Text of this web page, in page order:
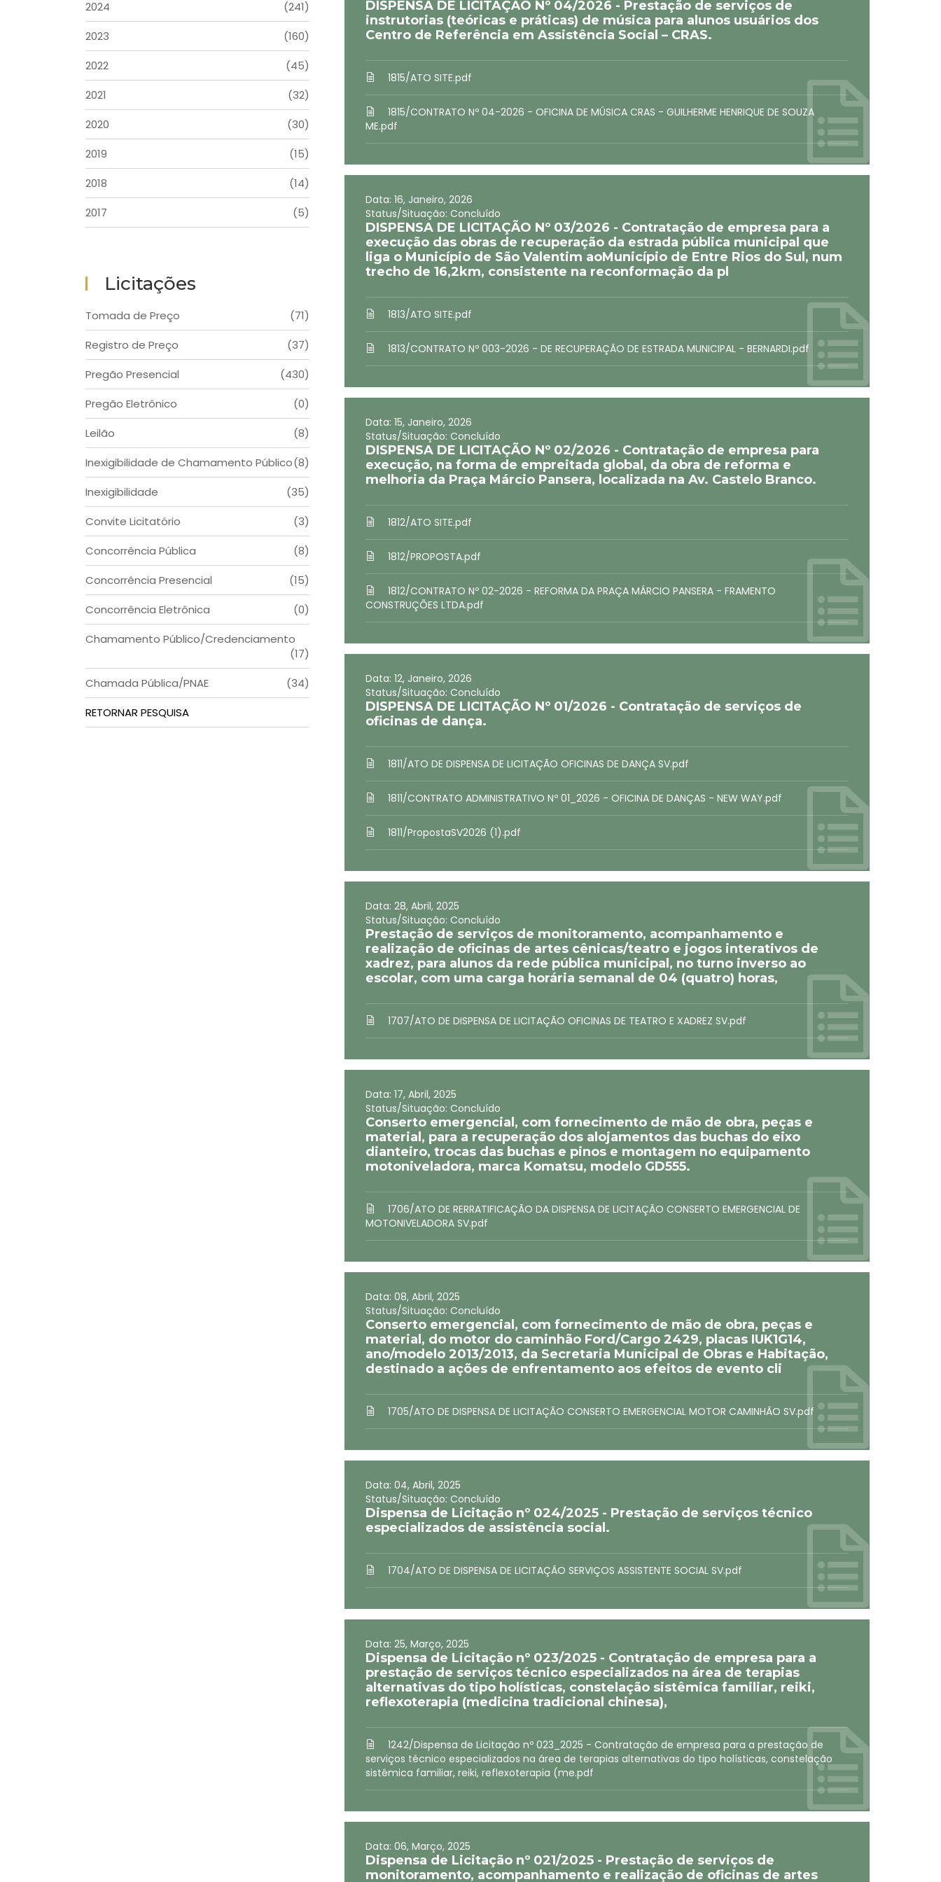
2024
(241)
2023
(160)
2022
(45)
2021
(32)
2020
(30)
2019
(15)
2018
(14)
2017
(5)
Licitações
Tomada de Preço
(71)
Registro de Preço
(37)
Pregão Presencial
(430)
Pregão Eletrônico
(0)
Leilão
(8)
Inexigibilidade de Chamamento Público(8)
Inexigibilidade
(35)
Convite Licitatório
(3)
Concorrência Pública
(8)
Concorrência Presencial
(15)
Concorrência Eletrônica
(0)
Chamamento Público/Credenciamento
(17)
Chamada Pública/PNAE
(34)
RETORNAR PESQUISA
DISPENSA DE LICITAÇÃO Nº 04/2026 - Prestação de serviços de
instrutorias (teóricas e práticas) de música para alunos usuários dos
Centro de Referência em Assistência Social – CRAS.
1815/ATO SITE.pdf
1815/CONTRATO Nº 04-2026 - OFICINA DE MÚSICA CRAS - GUILHERME HENRIQUE DE SOUZA
ME.pdf
Data: 16, Janeiro, 2026
Status/Situação: Concluído
DISPENSA DE LICITAÇÃO Nº 03/2026 - Contratação de empresa para a
execução das obras de recuperação da estrada pública municipal que
liga o Município de São Valentim aoMunicípio de Entre Rios do Sul, num
trecho de 16,2km, consistente na reconformação da pl
1813/ATO SITE.pdf
1813/CONTRATO Nº 003-2026 - DE RECUPERAÇÃO DE ESTRADA MUNICIPAL - BERNARDI.pdf
Data: 15, Janeiro, 2026
Status/Situação: Concluído
DISPENSA DE LICITAÇÃO Nº 02/2026 - Contratação de empresa para
execução, na forma de empreitada global, da obra de reforma e
melhoria da Praça Márcio Pansera, localizada na Av. Castelo Branco.
1812/ATO SITE.pdf
1812/PROPOSTA.pdf
1812/CONTRATO Nº 02-2026 - REFORMA DA PRAÇA MÁRCIO PANSERA - FRAMENTO
CONSTRUÇÕES LTDA.pdf
Data: 12, Janeiro, 2026
Status/Situação: Concluído
DISPENSA DE LICITAÇÃO Nº 01/2026 - Contratação de serviços de
oficinas de dança.
1811/ATO DE DISPENSA DE LICITAÇÃO OFICINAS DE DANÇA SV.pdf
1811/CONTRATO ADMINISTRATIVO Nº 01_2026 - OFICINA DE DANÇAS - NEW WAY.pdf
1811/PropostaSV2026 (1).pdf
Data: 28, Abril, 2025
Status/Situação: Concluído
Prestação de serviços de monitoramento, acompanhamento e
realização de oficinas de artes cênicas/teatro e jogos interativos de
xadrez, para alunos da rede pública municipal, no turno inverso ao
escolar, com uma carga horária semanal de 04 (quatro) horas,
1707/ATO DE DISPENSA DE LICITAÇÃO OFICINAS DE TEATRO E XADREZ SV.pdf
Data: 17, Abril, 2025
Status/Situação: Concluído
Conserto emergencial, com fornecimento de mão de obra, peças e
material, para a recuperação dos alojamentos das buchas do eixo
dianteiro, trocas das buchas e pinos e montagem no equipamento
motoniveladora, marca Komatsu, modelo GD555.
1706/ATO DE RERRATIFICAÇÃO DA DISPENSA DE LICITAÇÃO CONSERTO EMERGENCIAL DE
MOTONIVELADORA SV.pdf
Data: 08, Abril, 2025
Status/Situação: Concluído
Conserto emergencial, com fornecimento de mão de obra, peças e
material, do motor do caminhão Ford/Cargo 2429, placas IUK1G14,
ano/modelo 2013/2013, da Secretaria Municipal de Obras e Habitação,
destinado a ações de enfrentamento aos efeitos de evento cli
1705/ATO DE DISPENSA DE LICITAÇÃO CONSERTO EMERGENCIAL MOTOR CAMINHÃO SV.pdf
Data: 04, Abril, 2025
Status/Situação: Concluído
Dispensa de Licitação nº 024/2025 - Prestação de serviços técnico
especializados de assistência social.
1704/ATO DE DISPENSA DE LICITAÇÃO SERVIÇOS ASSISTENTE SOCIAL SV.pdf
Data: 25, Março, 2025
Dispensa de Licitação nº 023/2025 - Contratação de empresa para a
prestação de serviços técnico especializados na área de terapias
alternativas do tipo holísticas, constelação sistêmica familiar, reiki,
reflexoterapia (medicina tradicional chinesa),
1242/Dispensa de Licitação nº 023_2025 - Contratação de empresa para a prestação de
serviços técnico especializados na área de terapias alternativas do tipo holísticas, constelação
sistêmica familiar, reiki, reflexoterapia (me.pdf
Data: 06, Março, 2025
Dispensa de Licitação nº 021/2025 - Prestação de serviços de
monitoramento, acompanhamento e realização de oficinas de artes